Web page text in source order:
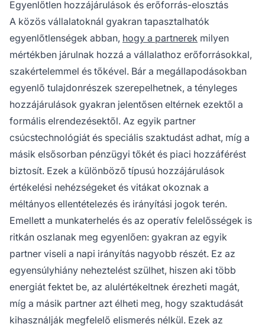
Egyenlőtlen hozzájárulások és erőforrás-elosztás
A közös vállalatoknál gyakran tapasztalhatók
egyenlőtlenségek abban, hogy a partnerek milyen
mértékben járulnak hozzá a vállalathoz erőforrásokkal,
szakértelemmel és tőkével. Bár a megállapodásokban
egyenlő tulajdonrészek szerepelhetnek, a tényleges
hozzájárulások gyakran jelentősen eltérnek ezektől a
formális elrendezésektől. Az egyik partner
csúcstechnológiát és speciális szaktudást adhat, míg a
másik elsősorban pénzügyi tőkét és piaci hozzáférést
biztosít. Ezek a különböző típusú hozzájárulások
értékelési nehézségeket és vitákat okoznak a
méltányos ellentételezés és irányítási jogok terén.
Emellett a munkaterhelés és az operatív felelősségek is
ritkán oszlanak meg egyenlően: gyakran az egyik
partner viseli a napi irányítás nagyobb részét. Ez az
egyensúlyhiány neheztelést szülhet, hiszen aki több
energiát fektet be, az alulértékeltnek érezheti magát,
míg a másik partner azt élheti meg, hogy szaktudását
kihasználják megfelelő elismerés nélkül. Ezek az